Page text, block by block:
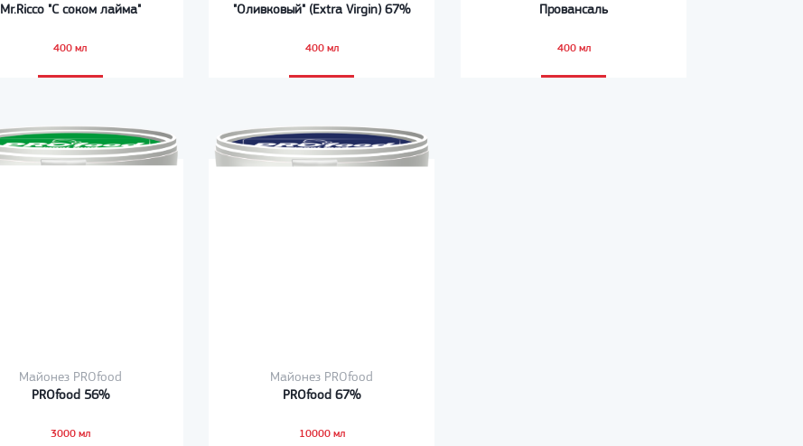
Mr.Ricco "С соком лайма"
400 мл
"Оливковый" (Extra Virgin) 67%
400 мл
Провансаль
400 мл
Майонез PROfood
PROfood 56%
3000 мл
Майонез PROfood
PROfood 67%
10000 мл